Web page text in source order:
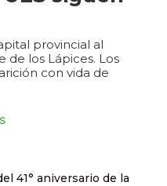
provincial al
de los Lápices. Los
con vida de
41° aniversario de la